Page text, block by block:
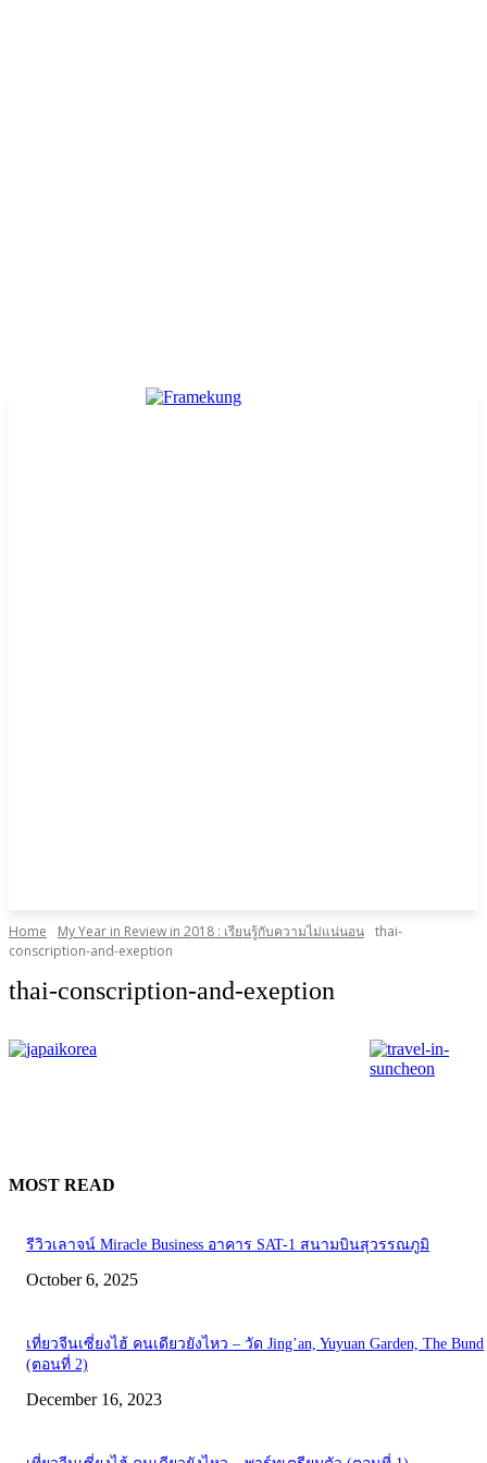
Home My Year in Review in 2018 : เรียนรู้กับความไม่แน่นอน thai-
conscription-and-exeption
thai-conscription-and-exeption
MOST READ
รีวิวเลาจน์ Miracle Business อาคาร SAT-1 สนามบินสุวรรณภูมิ
October 6, 2025
เที่ยวจีนเซี่ยงไฮ้ คนเดียวยังไหว – วัด Jing’an, Yuyuan Garden, The Bund
(ตอนที่ 2)
December 16, 2023